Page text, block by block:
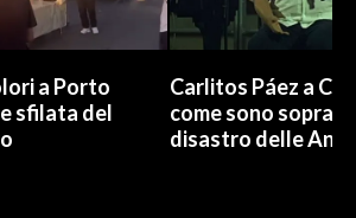
a Porto
sfilata del
Carlitos Páez a
come sono
disastro delle